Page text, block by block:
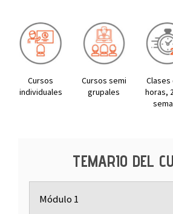
Cursos
individuales
Cursos semi
grupales
Clases
horas,
TEMARIO DEL
Módulo 1